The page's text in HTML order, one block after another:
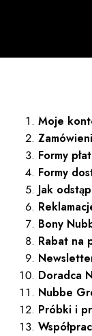
Moje
Formy
Formy
Jak
Bony
Rabat na
Doradca
Nubbe
Próbki i